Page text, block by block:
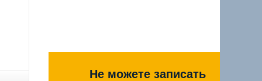
Не можете записать